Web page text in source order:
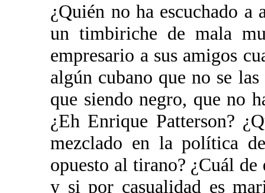
¿Quién no ha escuchado a
un timbiriche de mala
empresario a sus amigos
algún cubano que no se
que siendo negro, que no
¿Eh Enrique Patterson?
mezclado en la política
opuesto al tirano? ¿Cuál
y si por casualidad es